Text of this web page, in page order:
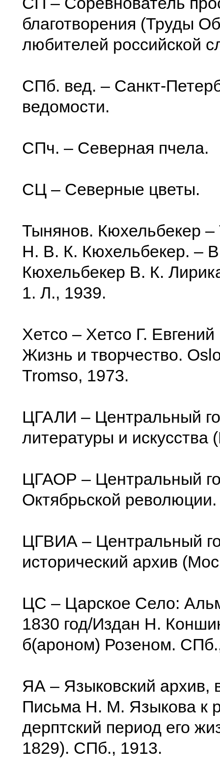
благотворения (Труды
любителей российской
СПб. вед. – Санкт-
ведомости.
СПч. – Северная пчела.
СЦ – Северные цветы.
Тынянов. Кюхельбекер
Н. В. К. Кюхельбекер. –
Кюхельбекер В. К.
1. Л., 1939.
Xетсо – Хетсо Г.
Жизнь и творчество.
Tromso, 1973.
ЦГАЛИ – Центральный
литературы и искусства
ЦГАОР – Центральный
Октябрьской революции.
ЦГВИА – Центральный
исторический архив
ЦС – Царское Село:
1830 год/Издан Н.
б(ароном) Розеном.
ЯА – Языковский архив,
Письма Н. М. Языкова к
дерптский период его
1829). СПб., 1913.